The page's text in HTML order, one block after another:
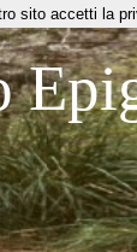
sito accetti la